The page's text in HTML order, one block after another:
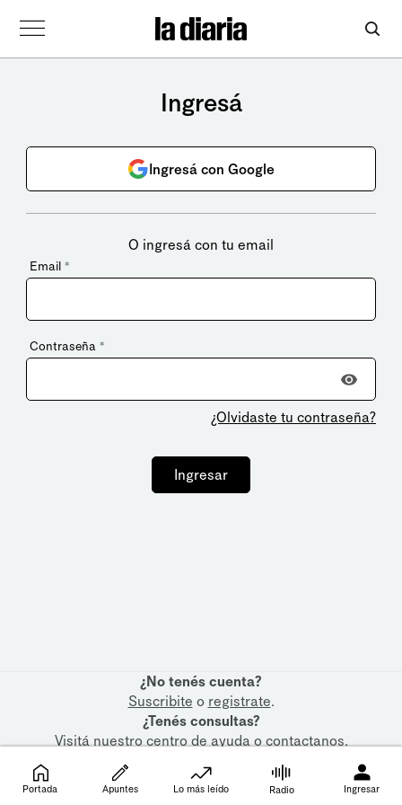
Ingresá
Ingresá con Google
O ingresá con tu email
Email *
Contraseña *
¿Olvidaste tu contraseña?
Ingresar
¿No tenés cuenta?
Suscribite o registrate.
¿Tenés consultas?
Visitá nuestrocentro de ayudaocontactanos.
Portada Apuntes Lo más leído Radio Ingresar